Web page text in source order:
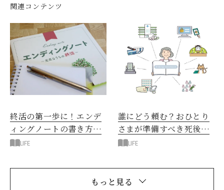
関連コンテンツ
終活の第一歩に！エンデ
ィングノートの書き方と
注意点
LIFE
誰にどう頼む？おひとり
さまが準備すべき死後手
続き
LIFE
もっと見る